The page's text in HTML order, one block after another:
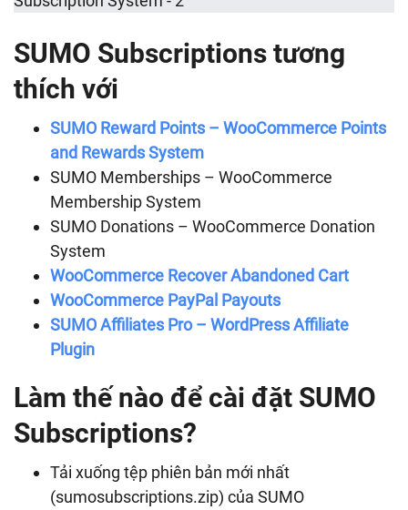
SUMO Subscriptions tương
thích với
SUMO Reward Points – WooCommerce Points
and Rewards System
SUMO Memberships – WooCommerce
Membership System
SUMO Donations – WooCommerce Donation
System
WooCommerce Recover Abandoned Cart
WooCommerce PayPal Payouts
SUMO Affiliates Pro – WordPress Affiliate
Plugin
Làm thế nào để cài đặt SUMO
Subscriptions?
Tải xuống tệp phiên bản mới nhất
(sumosubscriptions.zip) của SUMO